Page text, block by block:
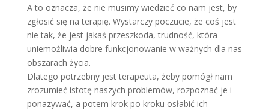
A to oznacza, że nie musimy wiedzieć co nam jest, by
zgłosić się na terapię. Wystarczy poczucie, że coś jest
nie tak, że jest jakaś przeszkoda, trudność, która
uniemożliwia dobre funkcjonowanie w ważnych dla nas
obszarach życia.
Dlatego potrzebny jest terapeuta, żeby pomógł nam
zrozumieć istotę naszych problemów, rozpoznać je i
ponazywać, a potem krok po kroku osłabić ich